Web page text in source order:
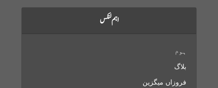
اہم لنکس
ہوم
بلاگ
فروزاں میگزین